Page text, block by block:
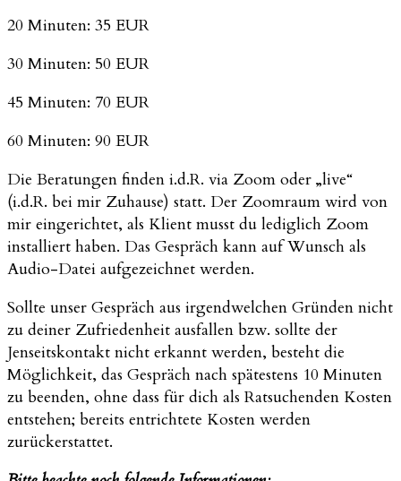
20 Minuten: 35 EUR
30 Minuten: 50 EUR
45 Minuten: 70 EUR
60 Minuten: 90 EUR
Die Beratungen finden i.d.R. via Zoom oder „live“
(i.d.R. bei mir Zuhause) statt. Der Zoomraum wird von
mir eingerichtet, als Klient musst du lediglich Zoom
installiert haben. Das Gespräch kann auf Wunsch als
Audio-Datei aufgezeichnet werden.
Sollte unser Gespräch aus irgendwelchen Gründen nicht
zu deiner Zufriedenheit ausfallen bzw. sollte der
Jenseitskontakt nicht erkannt werden, besteht die
Möglichkeit, das Gespräch nach spätestens 10 Minuten
zu beenden, ohne dass für dich als Ratsuchenden Kosten
entstehen; bereits entrichtete Kosten werden
zurückerstattet.